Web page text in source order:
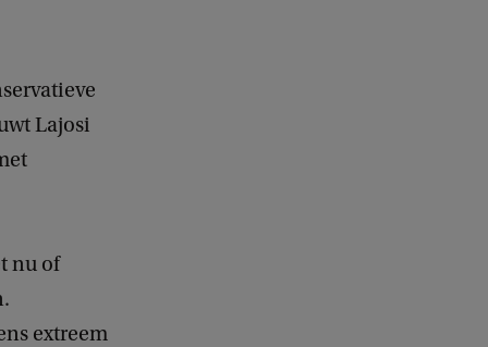
Lajosi
nu of
extreem